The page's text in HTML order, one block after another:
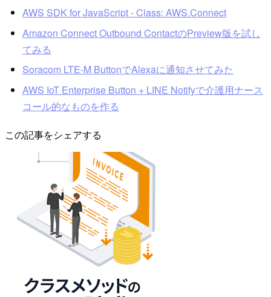
AWS SDK for JavaScript - Class: AWS.Connect
Amazon Connect Outbound ContactのPreview版を試し
てみる
Soracom LTE-M ButtonでAlexaに通知させてみた
AWS IoT Enterprise Button + LINE Notifyで介護用ナース
コール的なものを作る
この記事をシェアする